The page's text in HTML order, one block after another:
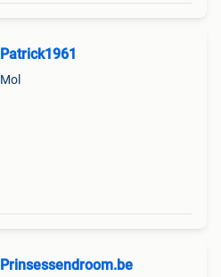
Patrick1961
Mol
Prinsessendroom.be